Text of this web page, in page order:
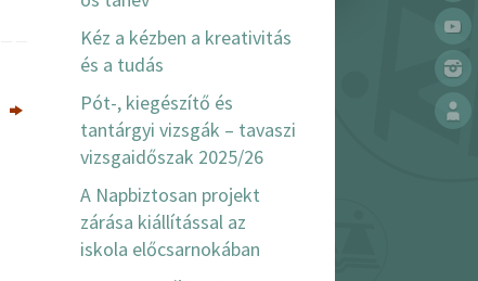
Kéz a kézben a kreativitás
és a tudás
Pót-, kiegészítő és
tantárgyi vizsgák – tavaszi
vizsgaidőszak 2025/26
A Napbiztosan projekt
zárása kiállítással az
iskola előcsarnokában